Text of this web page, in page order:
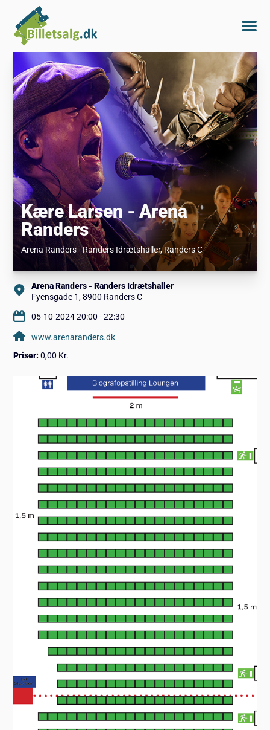
Kære Larsen - Arena
Randers
Arena Randers - Randers Idrætshaller, Randers C
Arena Randers - Randers Idrætshaller
Fyensgade 1, 8900 Randers C
05-10-2024 20:00 - 22:30
www.arenaranders.dk
Priser: 0,00 Kr.